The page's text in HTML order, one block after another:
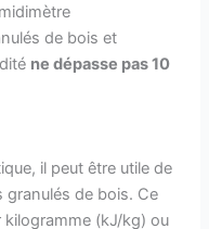
de bois et
ne dépasse pas 10
il peut être utile de
granulés de bois. Ce
kilogramme (kJ/kg) ou